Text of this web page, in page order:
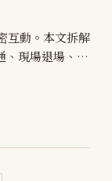
互動。本文拆解
、現場退場、避
節奏。